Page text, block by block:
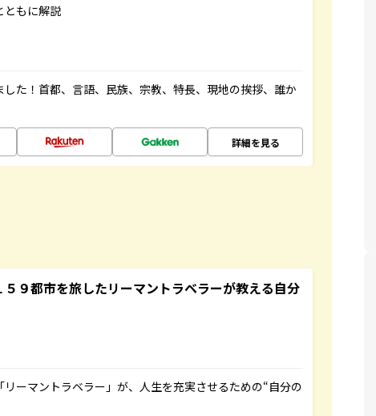
ともに解説
た！首都、言語、民族、宗教、特長、現地の挨拶、誰か
詳細を見る
９都市を旅したリーマントラベラーが教える自分
ーマントラベラー」が、人生を充実させるための“自分の